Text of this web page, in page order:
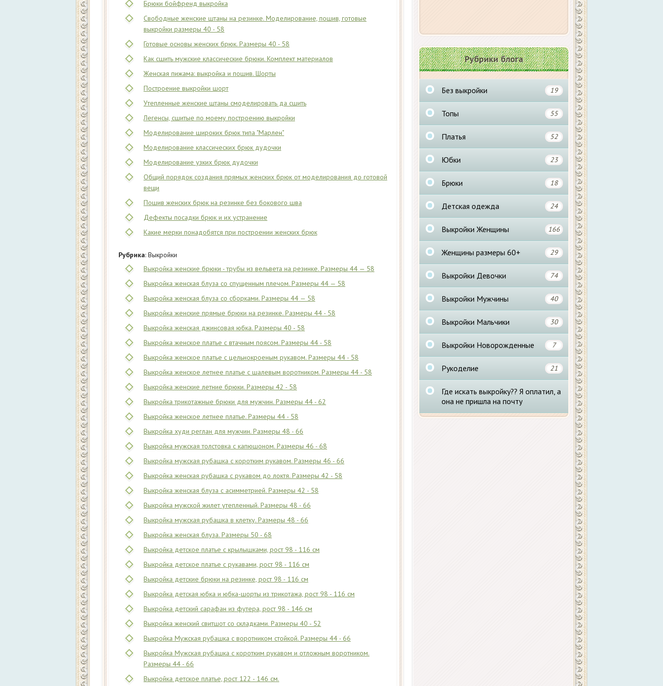
Брюки бойфренд выкройка
Свободные женские штаны на резинке. Моделирование, пошив, готовые
выкройки размеры 40 - 58
Готовые основы женских брюк. Размеры 40 - 58
Как сшить мужские классические брюки. Комплект материалов
Женская пижама: выкройка и пошив. Шорты
Построение выкройки шорт
Утепленные женские штаны смоделировать да сшить
Легенсы, сшитые по моему построению выкройки
Моделирование широких брюк типа "Марлен"
Моделирование классических брюк дудочки
Моделирование узких брюк дудочки
Общий порядок создания прямых женских брюк от моделирования до готовой
вещи
Пошив женских брюк на резинке без бокового шва
Дефекты посадки брюк и их устранение
Какие мерки понадобятся при построении женских брюк
Рубрика: Выкройки
Выкройка женские брюки - трубы из вельвета на резинке. Размеры 44 — 58
Выкройка женская блуза со спущенным плечом. Размеры 44 — 58
Выкройка женская блуза со сборками. Размеры 44 — 58
Выкройка женские прямые брюки на резинке. Размеры 44 - 58
Выкройка женская джинсовая юбка. Размеры 40 - 58
Выкройка женское платье с втачным поясом. Размеры 44 - 58
Выкройка женское платье с цельнокроеным рукавом. Размеры 44 - 58
Выкройка женское летнее платье с шалевым воротником. Размеры 44 - 58
Выкройка женские летние брюки. Размеры 42 - 58
Выкройка трикотажные брюки для мужчин. Размеры 44 - 62
Выкройка женское летнее платье. Размеры 44 - 58
Выкройка худи реглан для мужчин. Размеры 48 - 66
Выкройка мужская толстовка с капюшоном. Размеры 46 - 68
Выкройка мужская рубашка с коротким рукавом. Размеры 46 - 66
Выкройка женская рубашка с рукавом до локтя. Размеры 42 - 58
Выкройка женская блуза с асимметрией. Размеры 42 - 58
Выкройка мужской жилет утепленный. Размеры 48 - 66
Выкройка мужская рубашка в клетку. Размеры 48 - 66
Выкройка женская блуза. Размеры 50 - 68
Выкройка детское платье с крылышками, рост 98 - 116 см
Выкройка детское платье с рукавами, рост 98 - 116 см
Выкройка детские брюки на резинке, рост 98 - 116 см
Выкройка детская юбка и юбка-шорты из трикотажа, рост 98 - 116 см
Выкройка детский сарафан из футера, рост 98 - 146 см
Выкройка женский свитшот со складками. Размеры 40 - 52
Выкройка Мужская рубашка с воротником стойкой. Размеры 44 - 66
Выкройка Мужская рубашка с коротким рукавом и отложным воротником.
Размеры 44 - 66
Выкройка детское платье, рост 122 - 146 см.
Рубрики блога
Без выкройки 19
Топы 55
Платья 52
Юбки 23
Брюки 18
Детская одежда 24
Выкройки Женщины 166
Женщины размеры 60+ 29
Выкройки Девочки 74
Выкройки Мужчины 40
Выкройки Мальчики 30
Выкройки Новорожденные 7
Рукоделие 21
Где искать выкройку?? Я оплатил, а
она не пришла на почту